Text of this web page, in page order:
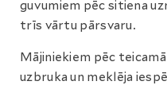
guvumiem pēc sitiena
trīs vārtu pārsvaru.
Mājiniekiem pēc
uzbruka un meklēja